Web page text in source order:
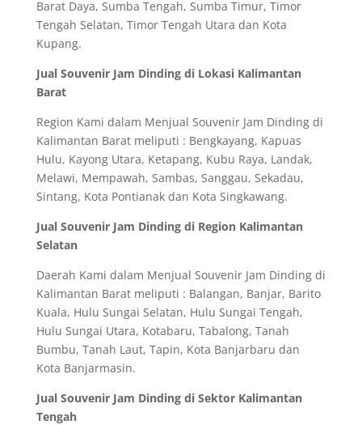
Barat Daya, Sumba Tengah, Sumba Timur, Timor
Tengah Selatan, Timor Tengah Utara dan Kota
Kupang.
Jual Souvenir Jam Dinding di Lokasi Kalimantan
Barat
Region Kami dalam Menjual Souvenir Jam Dinding di
Kalimantan Barat meliputi : Bengkayang, Kapuas
Hulu, Kayong Utara, Ketapang, Kubu Raya, Landak,
Melawi, Mempawah, Sambas, Sanggau, Sekadau,
Sintang, Kota Pontianak dan Kota Singkawang.
Jual Souvenir Jam Dinding di Region Kalimantan
Selatan
Daerah Kami dalam Menjual Souvenir Jam Dinding di
Kalimantan Barat meliputi : Balangan, Banjar, Barito
Kuala, Hulu Sungai Selatan, Hulu Sungai Tengah,
Hulu Sungai Utara, Kotabaru, Tabalong, Tanah
Bumbu, Tanah Laut, Tapin, Kota Banjarbaru dan
Kota Banjarmasin.
Jual Souvenir Jam Dinding di Sektor Kalimantan
Tengah